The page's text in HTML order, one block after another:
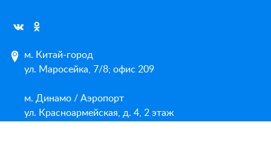
м. Китай-город
ул. Маросейка, 7/8; офис 209
м. Динамо / Аэропорт
ул. Красноармейская, д. 4, 2 этаж